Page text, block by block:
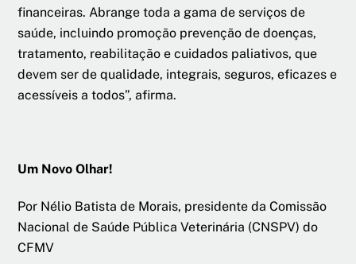
financeiras. Abrange toda a gama de serviços de
saúde, incluindo promoção prevenção de doenças,
tratamento, reabilitação e cuidados paliativos, que
devem ser de qualidade, integrais, seguros, eficazes e
acessíveis a todos”, afirma.
Um Novo Olhar!
Por Nélio Batista de Morais, presidente da Comissão
Nacional de Saúde Pública Veterinária (CNSPV) do
CFMV